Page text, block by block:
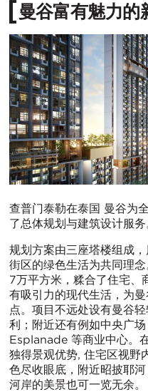
曼谷富有魅力的
查普门泰勒在泰国 曼谷为
了总体规划与建筑设计服务
规划方案由三座塔楼组成
街区的绿色生活为共同理
7万平方米，糅合了住宅、
有吸引力的现代生活，为
点。项目不远处设有曼谷
利；附近还有例如中央广
Esplanade 等商业中心。
独得景观优势, 住宅区视野
色尽收眼底，附近昭披耶
河岸的美景也可一览无余。